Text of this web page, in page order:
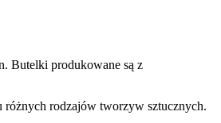
Butelki produkowane są z
różnych rodzajów tworzyw sztucznych.